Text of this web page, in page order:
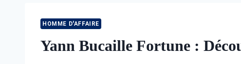
HOMME D'AFFAIRE
Yann Bucaille Fortune :